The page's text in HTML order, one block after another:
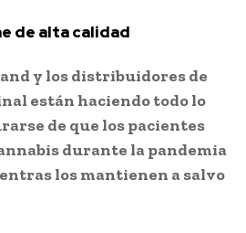
de alta calidad
y los distribuidores de
están haciendo todo lo
de que los pacientes
durante la pandemia
los mantienen a salvo